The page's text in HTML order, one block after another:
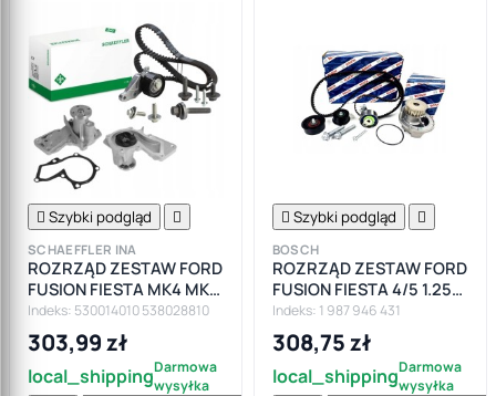
 Szybki podgląd 
SCHAEFFLER INA
ROZRZĄD ZESTAW FORD
FUSION FIESTA MK4 MK5
FOCUS I II PUMA 1.25 1.4
1.6
Indeks: 530014010 538028810
303,99 zł
local_shippingDarmowa
wysyłka
 Szybki podgląd 
BOSCH
ROZRZĄD ZESTAW FORD
FUSION FIESTA 4/5 1.25
1.4 1.6
Indeks: 1 987 946 431
308,75 zł
local_shippingDarmowa
wysyłka